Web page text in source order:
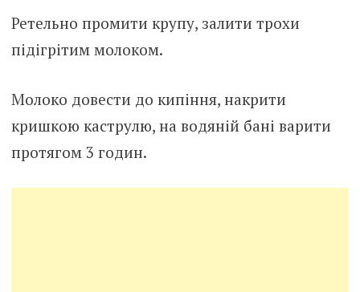
Ретельно промити крупу, залити трохи
підігрітим молоком.
Молоко довести до кипіння, накрити
кришкою каструлю, на водяній бані варити
протягом 3 годин.